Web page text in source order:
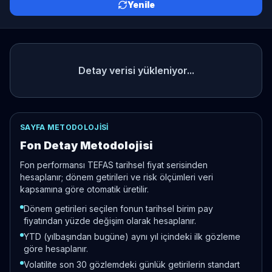
Yenile
Detay verisi yükleniyor...
SAYFA METODOLOJISI
Fon Detay Metodolojisi
Fon performansı TEFAS tarihsel fiyat serisinden
hesaplanır; dönem getirileri ve risk ölçümleri veri
kapsamına göre otomatik üretilir.
Dönem getirileri seçilen fonun tarihsel birim pay
fiyatından yüzde değişim olarak hesaplanır.
YTD (yılbaşından bugüne) aynı yıl içindeki ilk gözleme
göre hesaplanır.
Volatilite son 30 gözlemdeki günlük getirilerin standart